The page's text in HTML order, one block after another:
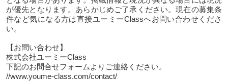
が優先となります。あらかじめご了承ください。現在の募集条
件など気になる方は直接ユーミーClassへお問い合わせくださ
い。
【お問い合わせ】
株式会社ユーミーClass
下記のお問合せフォームよりご連絡ください。
//www.youme-class.com/contact/